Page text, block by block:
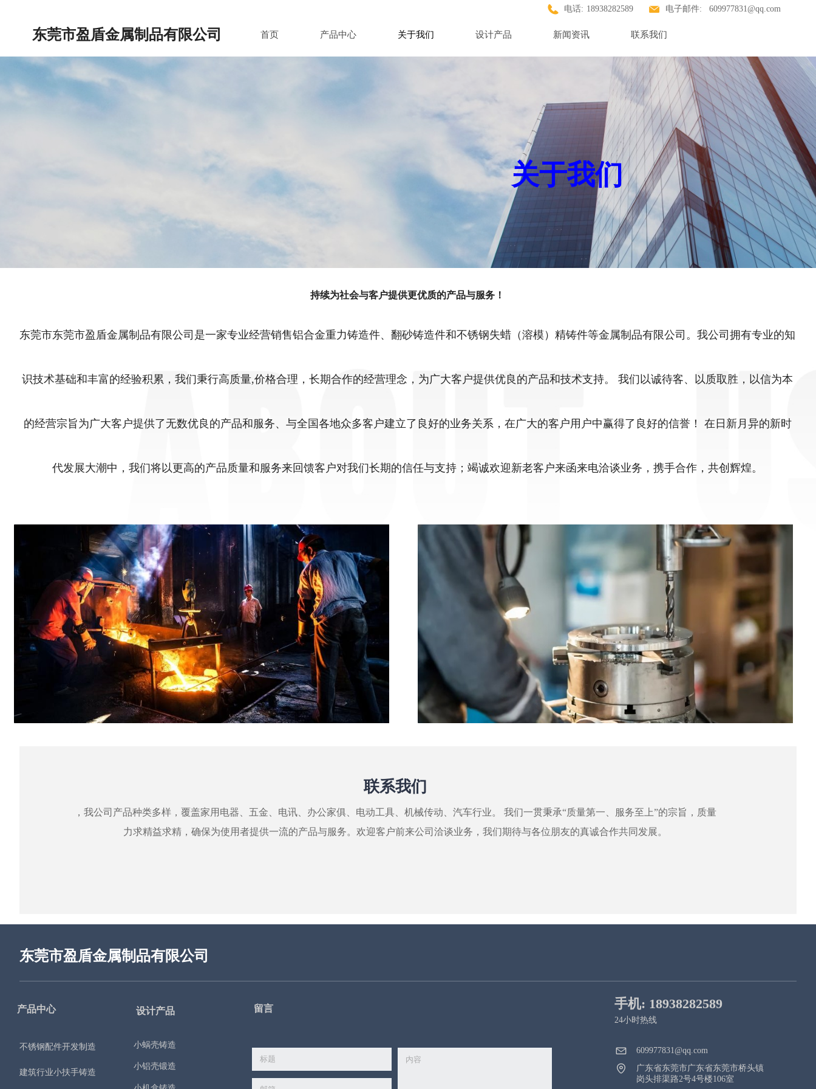
首页 产品中心 关于我们 设计产品 新闻资讯 联系我们
电话: 18938282589 电子邮件: 609977831@qq.com
东莞市盈盾金属制品有限公司
持续为社会与客户提供更优质的产品与服务！
东莞市东莞市盈盾金属制品有限公司是一家专业经营销售铝合金重力铸造件、翻砂铸造件和不锈钢失蜡（溶模）精铸件等金属制品有限公司。我公司拥有专业的知
识技术基础和丰富的经验积累，我们秉行高质量,价格合理，长期合作的经营理念，为广大客户提供优良的产品和技术支持。 我们以诚待客、以质取胜，以信为本
的经营宗旨为广大客户提供了无数优良的产品和服务、与全国各地众多客户建立了良好的业务关系，在广大的客户用户中赢得了良好的信誉！ 在日新月异的新时
代发展大潮中，我们将以更高的产品质量和服务来回馈客户对我们长期的信任与支持；竭诚欢迎新老客户来函来电洽谈业务，携手合作，共创辉煌。
关于我们
联系我们
，我公司产品种类多样，覆盖家用电器、五金、电讯、办公家俱、电动工具、机械传动、汽车行业。 我们一贯秉承“质量第一、服务至上”的宗旨，质量
力求精益求精，确保为使用者提供一流的产品与服务。欢迎客户前来公司洽谈业务，我们期待与各位朋友的真诚合作共同发展。
手机: 18938282589
24小时热线
609977831@qq.com
广东省东莞市广东省东莞市桥头镇
岗头排渠路2号4号楼106室
设计产品
不锈钢配件开发制造
建筑行业小扶手铸造
小蜗壳铸造
小铝壳锻造
产品中心 留言
东莞市盈盾金属制品有限公司